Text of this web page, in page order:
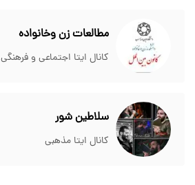
مطالعات زن وخانواده
کانال ایتا اجتماعی و فرهنگی
سلاطین شور
کانال ایتا مذهبی